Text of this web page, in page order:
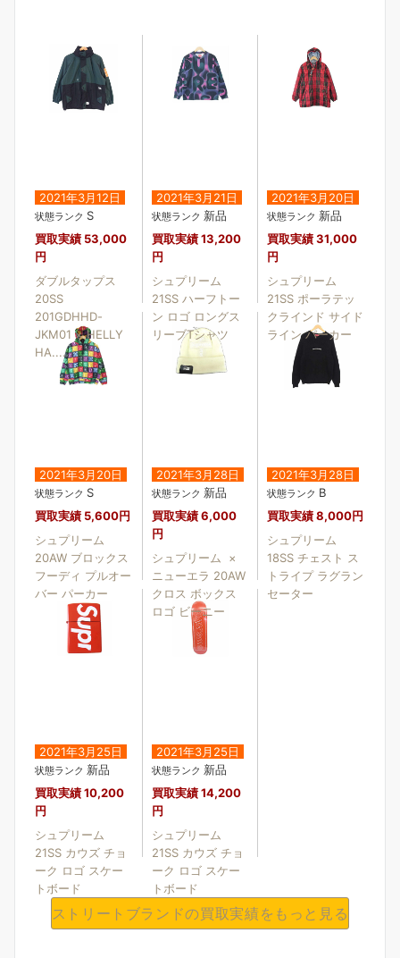
2021年3月12日
状態ランク S
買取実績 53,000
円
ダブルタップス
20SS
201GDHHD-
JKM01 × HELLY
HA....
2021年3月21日
状態ランク 新品
買取実績13,200
円
シュプリーム
21SS ハーフトー
ン ロゴ ロングス
リーブTシャツ
2021年3月20日
状態ランク 新品
買取実績31,000
円
シュプリーム
21SS ポーラテッ
クラインド サイド
ライン パーカー
2021年3月20日
状態ランク S
買取実績 5,600円
シュプリーム
20AW ブロックス
フーディ プルオー
バー パーカー
2021年3月28日
状態ランク 新品
買取実績6,000
円
シュプリーム ×
ニューエラ 20AW
クロス ボックス
ロゴ ビーニー
2021年3月28日
状態ランク B
買取実績8,000円
シュプリーム
18SS チェスト ス
トライプ ラグラン
セーター
2021年3月25日
状態ランク 新品
買取実績10,200
円
シュプリーム
21SS カウズ チョ
ーク ロゴ スケー
トボード
2021年3月25日
状態ランク 新品
買取実績14,200
円
シュプリーム
21SS カウズ チョ
ーク ロゴ スケー
トボード
ストリートブランドの買取実績をもっと見る